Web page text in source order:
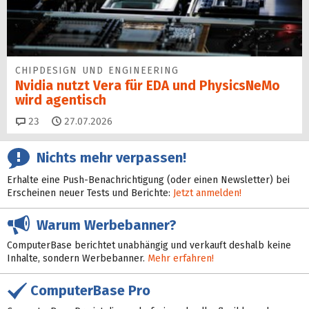
CHIPDESIGN UND ENGINEERING
Nvidia nutzt Vera für EDA und PhysicsNeMo
wird agentisch
23 Kommentare
27.07.2026
Nichts mehr verpassen!
Erhalte eine Push-Benachrichtigung (oder einen Newsletter) bei
Erscheinen neuer Tests und Berichte: Jetzt anmelden!
Warum Werbebanner?
ComputerBase berichtet unabhängig und verkauft deshalb keine
Inhalte, sondern Werbebanner. Mehr erfahren!
ComputerBase Pro